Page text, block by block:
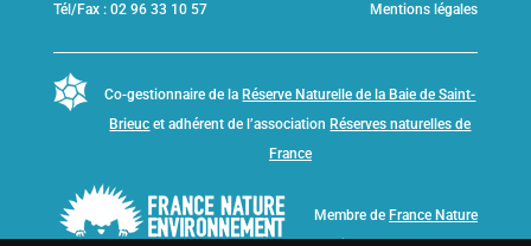
Tél/Fax : 02 96 33 10 57
Mentions légales
Co-gestionnaire de la Réserve Naturelle de la Baie de Saint-
Brieuc et adhérent de l’association Réserves naturelles de
France
Membre de France Nature